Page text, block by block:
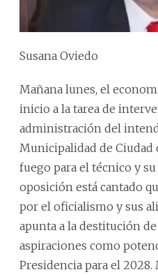
Susana Oviedo
Mañana lunes, el
inicio a la tarea de
administración del
Municipalidad de Ciudad
fuego para el técnico y
oposición está cantado
por el oficialismo y sus
apunta a la destitución
aspiraciones como
Presidencia para el 2028.